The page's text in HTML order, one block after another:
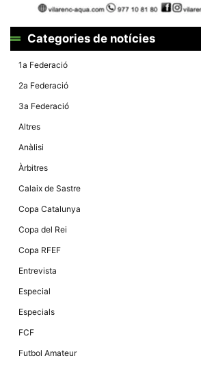
Categories de notícies
1a Federació
2a Federació
3a Federació
Altres
Anàlisi
Àrbitres
Calaix de Sastre
Copa Catalunya
Copa del Rei
Copa RFEF
Entrevista
Especial
Especials
FCF
Futbol Amateur